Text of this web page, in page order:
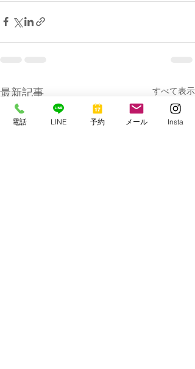
最新記事 すべて表示
電話 LINE 予約 メール Insta